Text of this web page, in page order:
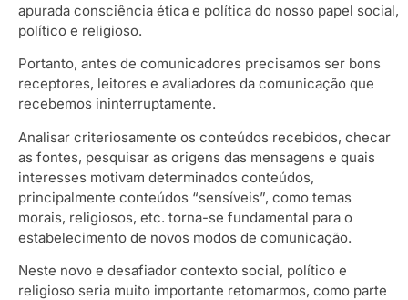
apurada consciência ética e política do nosso papel social,
político e religioso.
Portanto, antes de comunicadores precisamos ser bons
receptores, leitores e avaliadores da comunicação que
recebemos ininterruptamente.
Analisar criteriosamente os conteúdos recebidos, checar
as fontes, pesquisar as origens das mensagens e quais
interesses motivam determinados conteúdos,
principalmente conteúdos “sensíveis”, como temas
morais, religiosos, etc. torna-se fundamental para o
estabelecimento de novos modos de comunicação.
Neste novo e desafiador contexto social, político e
religioso seria muito importante retomarmos, como parte